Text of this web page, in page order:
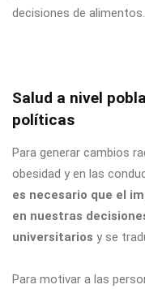
decisiones de alimentos.
Salud a nivel
políticas
Para generar cambios
obesidad y en las
es necesario que el
en nuestras
universitarios y se
Para motivar a las